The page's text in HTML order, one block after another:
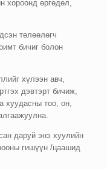
хороонд өргөдөл,
төлөөлөгч
бичиг болон
хүлээн авч,
дэвтэрт бичиж,
хуудасны тоо, он,
даруй энэ хуулийн
гишүүн /цаашид